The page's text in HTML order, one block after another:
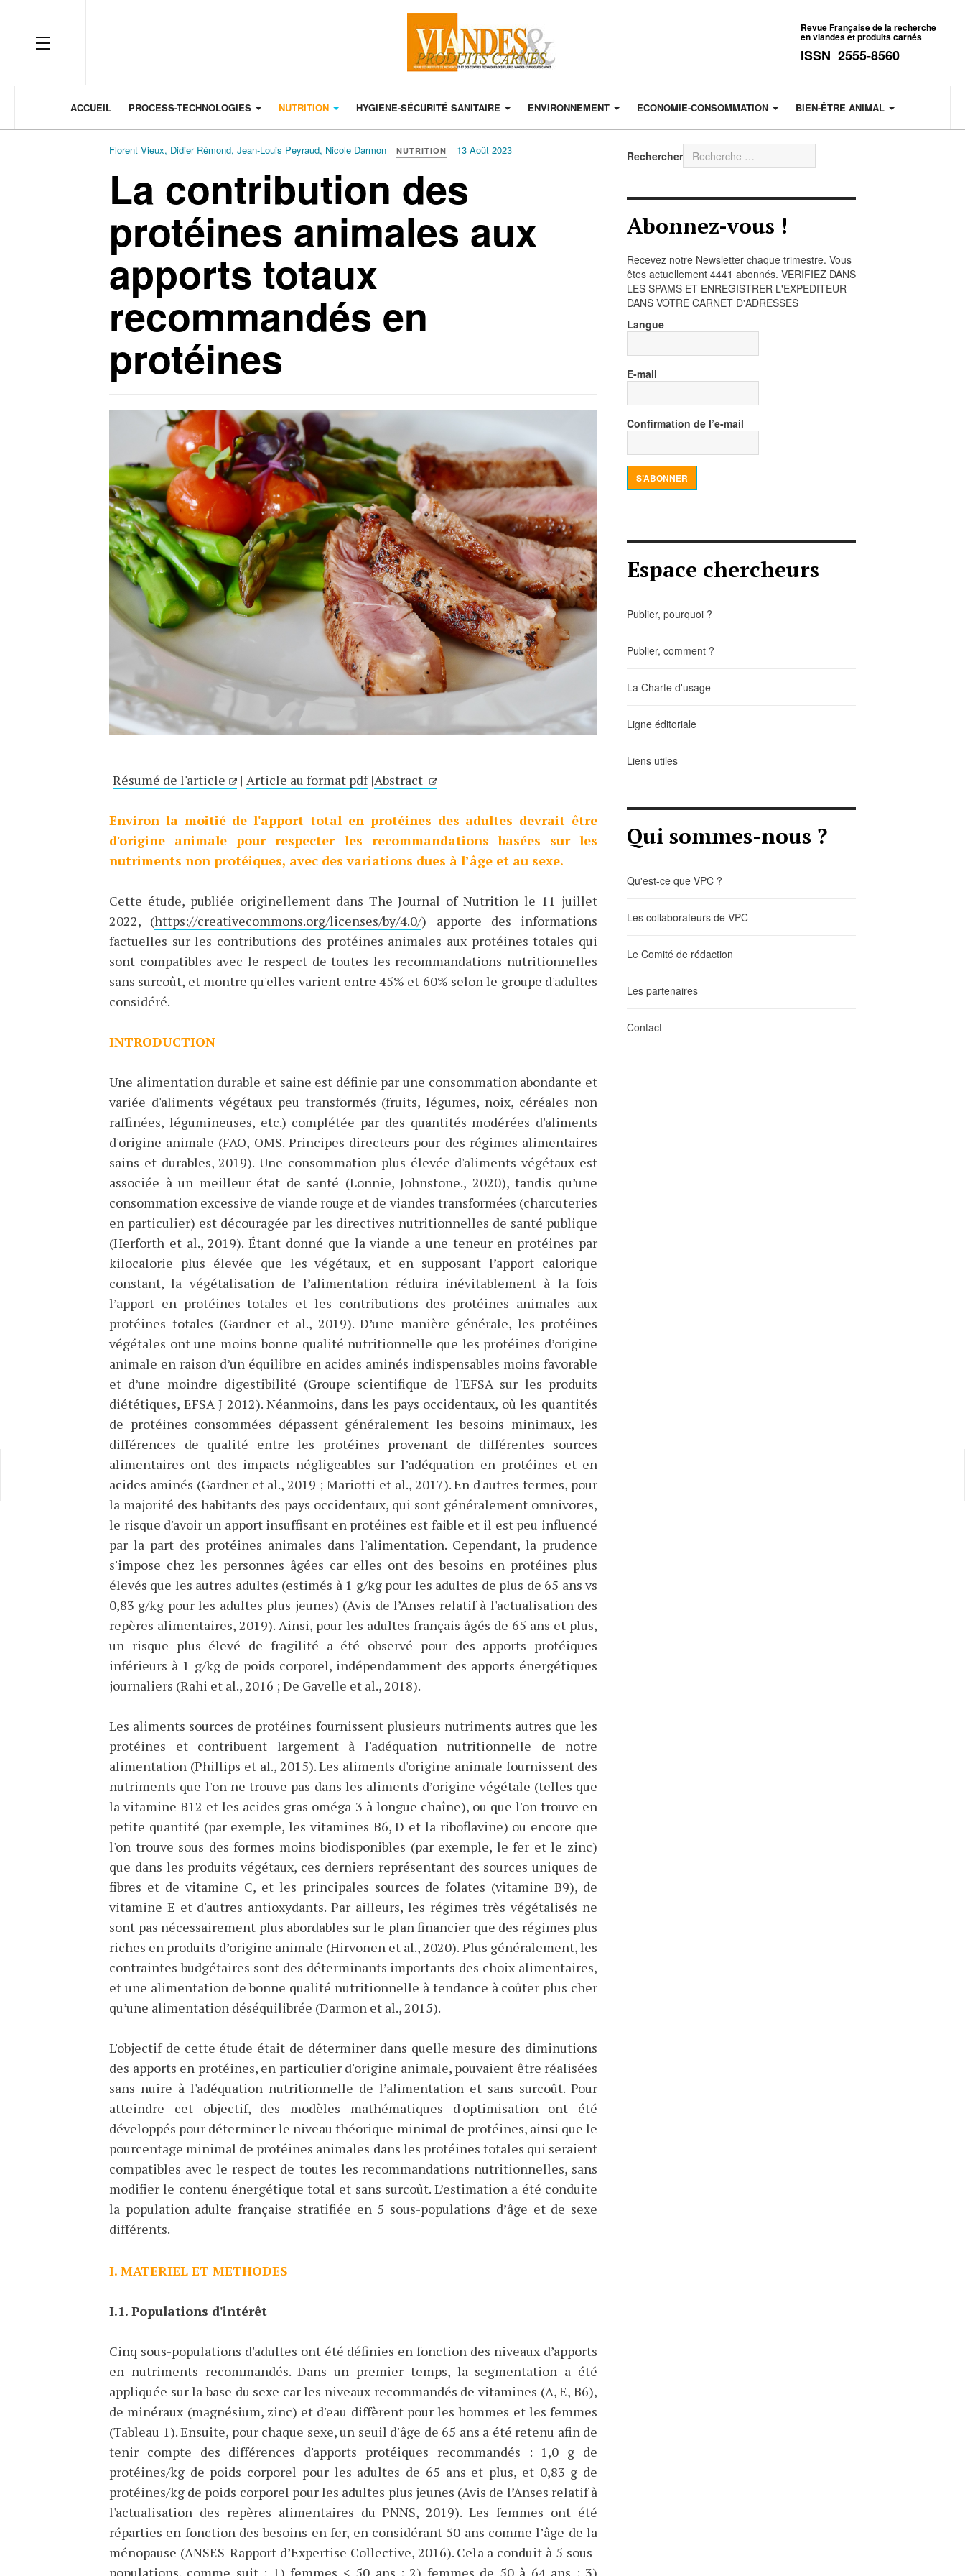
OFF CANVAS
Revue Française de la recherche
en viandes et produits carnés
ISSN 2555-8560
ACCUEIL PROCESS-TECHNOLOGIES NUTRITION HYGIÈNE-SÉCURITÉ SANITAIRE ENVIRONNEMENT ECONOMIE-CONSOMMATION BIEN-ÊTRE ANIMAL
Florent Vieux, Didier Rémond, Jean-Louis Peyraud, Nicole Darmon NUTRITION 13 Août 2023
La contribution des
protéines animales aux
apports totaux
recommandés en
protéines
|Résumé de l'article | Article au format pdf|Abstract |
Environ la moitié de l'apport total en protéines des adultes devrait être
d'origine animale pour respecter les recommandations basées sur les
nutriments non protéiques, avec des variations dues à l’âge et au sexe.
Cette étude, publiée originellement dans The Journal of Nutrition le 11 juillet
2022, (https://creativecommons.org/licenses/by/4.0/) apporte des informations
factuelles sur les contributions des protéines animales aux protéines totales qui
sont compatibles avec le respect de toutes les recommandations nutritionnelles
sans surcoût, et montre qu'elles varient entre 45% et 60% selon le groupe d'adultes
considéré.
INTRODUCTION
Une alimentation durable et saine est définie par une consommation abondante et
variée d'aliments végétaux peu transformés (fruits, légumes, noix, céréales non
raffinées, légumineuses, etc.) complétée par des quantités modérées d'aliments
d'origine animale (FAO, OMS. Principes directeurs pour des régimes alimentaires
sains et durables, 2019). Une consommation plus élevée d'aliments végétaux est
associée à un meilleur état de santé (Lonnie, Johnstone., 2020), tandis qu’une
consommation excessive de viande rouge et de viandes transformées (charcuteries
en particulier) est découragée par les directives nutritionnelles de santé publique
(Herforth et al., 2019). Étant donné que la viande a une teneur en protéines par
kilocalorie plus élevée que les végétaux, et en supposant l’apport calorique
constant, la végétalisation de l’alimentation réduira inévitablement à la fois
l’apport en protéines totales et les contributions des protéines animales aux
protéines totales (Gardner et al., 2019). D’une manière générale, les protéines
végétales ont une moins bonne qualité nutritionnelle que les protéines d’origine
animale en raison d’un équilibre en acides aminés indispensables moins favorable
et d’une moindre digestibilité (Groupe scientifique de l'EFSA sur les produits
diététiques, EFSA J 2012). Néanmoins, dans les pays occidentaux, où les quantités
de protéines consommées dépassent généralement les besoins minimaux, les
différences de qualité entre les protéines provenant de différentes sources
alimentaires ont des impacts négligeables sur l’adéquation en protéines et en
acides aminés (Gardner et al., 2019 ; Mariotti et al., 2017). En d'autres termes, pour
la majorité des habitants des pays occidentaux, qui sont généralement omnivores,
le risque d'avoir un apport insuffisant en protéines est faible et il est peu influencé
par la part des protéines animales dans l'alimentation. Cependant, la prudence
s'impose chez les personnes âgées car elles ont des besoins en protéines plus
élevés que les autres adultes (estimés à 1 g/kg pour les adultes de plus de 65 ans vs
0,83 g/kg pour les adultes plus jeunes) (Avis de l’Anses relatif à l'actualisation des
repères alimentaires, 2019). Ainsi, pour les adultes français âgés de 65 ans et plus,
un risque plus élevé de fragilité a été observé pour des apports protéiques
inférieurs à 1 g/kg de poids corporel, indépendamment des apports énergétiques
journaliers (Rahi et al., 2016 ; De Gavelle et al., 2018).
Les aliments sources de protéines fournissent plusieurs nutriments autres que les
protéines et contribuent largement à l'adéquation nutritionnelle de notre
alimentation (Phillips et al., 2015). Les aliments d'origine animale fournissent des
nutriments que l'on ne trouve pas dans les aliments d’origine végétale (telles que
la vitamine B12 et les acides gras oméga 3 à longue chaîne), ou que l'on trouve en
petite quantité (par exemple, les vitamines B6, D et la riboflavine) ou encore que
l'on trouve sous des formes moins biodisponibles (par exemple, le fer et le zinc)
que dans les produits végétaux, ces derniers représentant des sources uniques de
fibres et de vitamine C, et les principales sources de folates (vitamine B9), de
vitamine E et d'autres antioxydants. Par ailleurs, les régimes très végétalisés ne
sont pas nécessairement plus abordables sur le plan financier que des régimes plus
riches en produits d’origine animale (Hirvonen et al., 2020). Plus généralement, les
contraintes budgétaires sont des déterminants importants des choix alimentaires,
et une alimentation de bonne qualité nutritionnelle à tendance à coûter plus cher
qu’une alimentation déséquilibrée (Darmon et al., 2015).
L'objectif de cette étude était de déterminer dans quelle mesure des diminutions
des apports en protéines, en particulier d'origine animale, pouvaient être réalisées
sans nuire à l'adéquation nutritionnelle de l’alimentation et sans surcoût. Pour
atteindre cet objectif, des modèles mathématiques d'optimisation ont été
développés pour déterminer le niveau théorique minimal de protéines, ainsi que le
pourcentage minimal de protéines animales dans les protéines totales qui seraient
compatibles avec le respect de toutes les recommandations nutritionnelles, sans
modifier le contenu énergétique total et sans surcoût. L’estimation a été conduite
la population adulte française stratifiée en 5 sous-populations d’âge et de sexe
différents.
I. MATERIEL ET METHODES
I.1. Populations d'intérêt
Cinq sous-populations d'adultes ont été définies en fonction des niveaux d’apports
en nutriments recommandés. Dans un premier temps, la segmentation a été
appliquée sur la base du sexe car les niveaux recommandés de vitamines (A, E, B6),
de minéraux (magnésium, zinc) et d'eau diffèrent pour les hommes et les femmes
(Tableau 1). Ensuite, pour chaque sexe, un seuil d'âge de 65 ans a été retenu afin de
tenir compte des différences d'apports protéiques recommandés : 1,0 g de
protéines/kg de poids corporel pour les adultes de 65 ans et plus, et 0,83 g de
protéines/kg de poids corporel pour les adultes plus jeunes (Avis de l’Anses relatif à
l'actualisation des repères alimentaires du PNNS, 2019). Les femmes ont été
réparties en fonction des besoins en fer, en considérant 50 ans comme l’âge de la
ménopause (ANSES-Rapport d’Expertise Collective, 2016). Cela a conduit à 5 sous-
Rechercher
Abonnez-vous !
Recevez notre Newsletter chaque trimestre. Vous
êtes actuellement 4441 abonnés. VERIFIEZ DANS
LES SPAMS ET ENREGISTRER L'EXPEDITEUR
DANS VOTRE CARNET D'ADRESSES
Langue
E-mail
Confirmation de l’e-mail
S’ABONNER
Espace chercheurs
Publier, pourquoi ?
Publier, comment ?
La Charte d'usage
Ligne éditoriale
Liens utiles
Qui sommes-nous ?
Qu'est-ce que VPC ?
Les collaborateurs de VPC
Le Comité de rédaction
Les partenaires
Contact